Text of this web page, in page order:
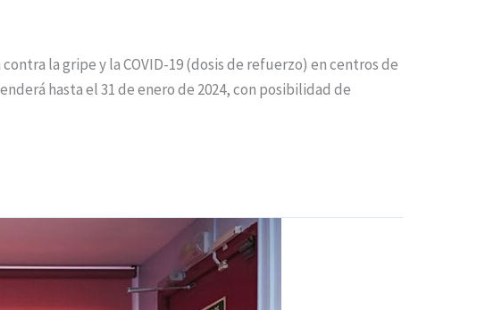
la gripe y la COVID-19 (dosis de refuerzo) en centros de
hasta el 31 de enero de 2024, con posibilidad de